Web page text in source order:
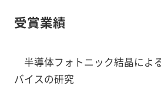
受賞業績
半導体フォトニック結晶によ
バイスの研究